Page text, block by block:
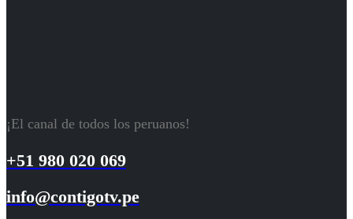
¡El canal de todos los peruanos!
+51 980 020 069
info@contigotv.pe